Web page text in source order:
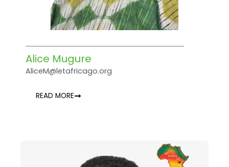
Alice Mugure
AliceM@letafricago.org
READ MORE